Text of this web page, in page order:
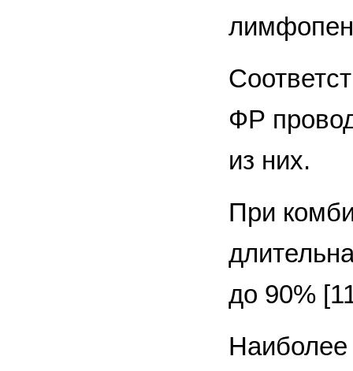
ФР
из них.
При
до 90%
Наиболее